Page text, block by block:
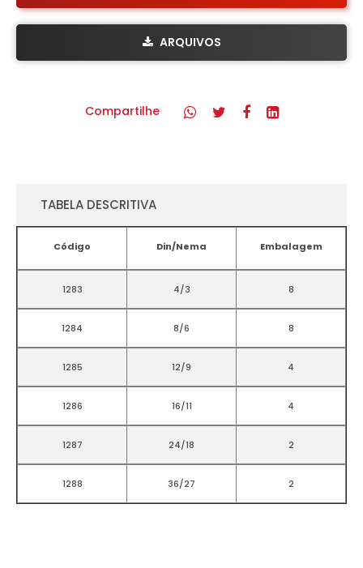
ARQUIVOS
Compartilhe
TABELA DESCRITIVA
Código Din/Nema Embalagem
1283 4/3 8
1284 8/6 8
1285 12/9 4
1286 16/11 4
1287 24/18 2
1288 36/27 2